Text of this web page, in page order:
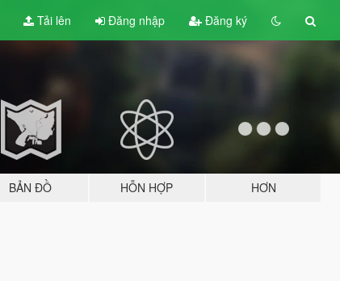
Tải lên Đăng nhập Đăng ký
BẢN ĐỒ HỖN HỢP HƠN